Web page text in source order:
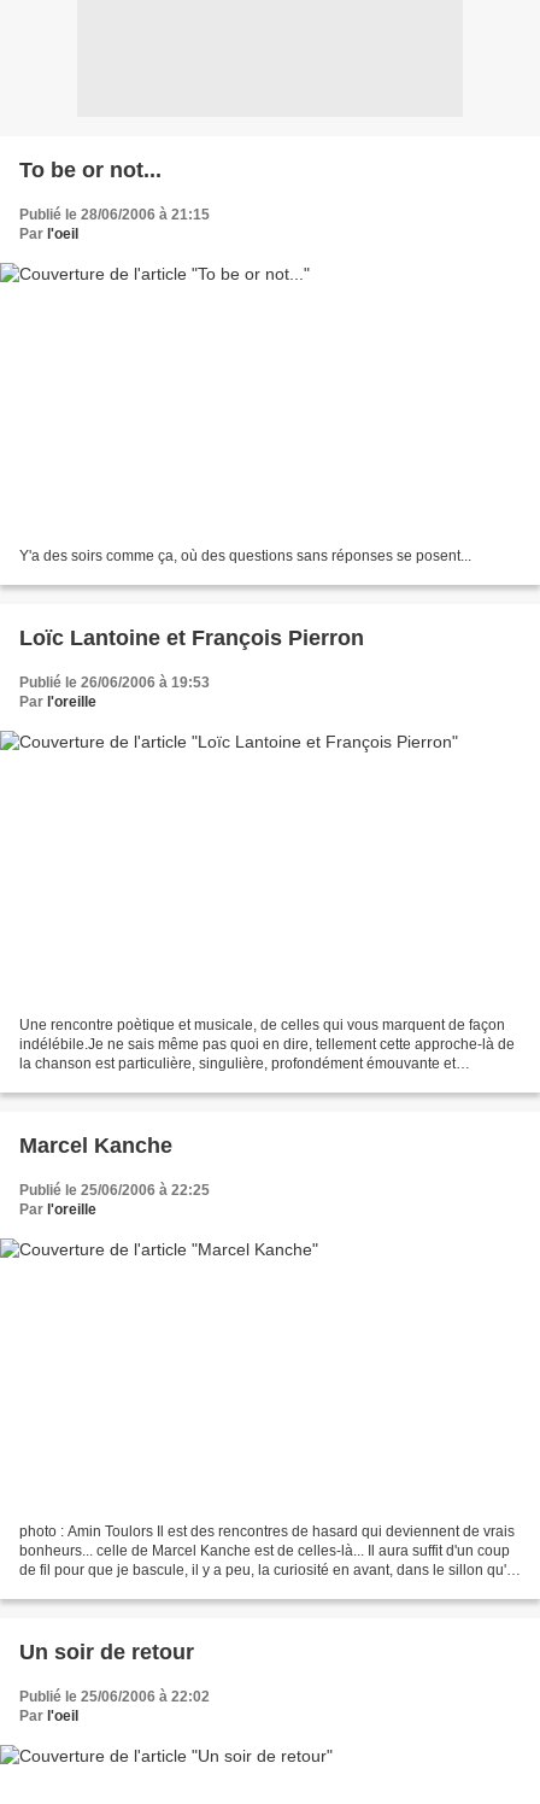
To be or not...
Publié le 28/06/2006 à 21:15
Par l'oeil
Y'a des soirs comme ça, où des questions sans réponses se posent...
Loïc Lantoine et François Pierron
Publié le 26/06/2006 à 19:53
Par l'oreille
Une rencontre poètique et musicale, de celles qui vous marquent de façon
indélébile.Je ne sais même pas quoi en dire, tellement cette approche-là de
la chanson est particulière, singulière, profondément émouvante et
Marcel Kanche
Publié le 25/06/2006 à 22:25
Par l'oreille
photo : Amin Toulors Il est des rencontres de hasard qui deviennent de vrais
bonheurs... celle de Marcel Kanche est de celles-là... Il aura suffit d'un coup
de fil pour que je bascule, il y a peu, la curiosité en avant, dans le sillon qu'il
Un soir de retour
Publié le 25/06/2006 à 22:02
Par l'oeil